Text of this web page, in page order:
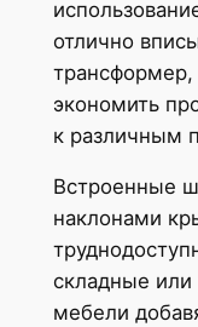
отлично
трансформер,
экономить
к различным
Встроенные
наклонами
складные
мебели